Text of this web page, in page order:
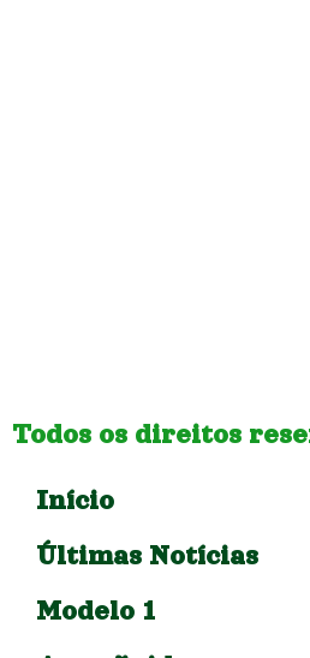
Todos os direitos
Início
Últimas Notícias
Modelo 1